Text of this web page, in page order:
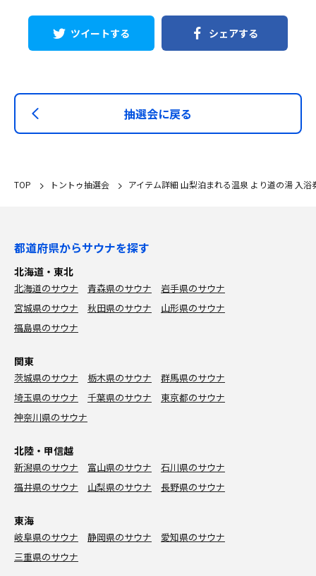
ツイートする シェアする
抽選会に戻る
TOP トントゥ抽選会 アイテム詳細 山梨泊まれる温泉 より道の湯 入浴
都道府県からサウナを探す
北海道・東北
北海道のサウナ 青森県のサウナ
岩手県のサウナ
宮城県のサウナ
秋田県のサウナ
山形県のサウナ
福島県のサウナ
関東
茨城県のサウナ 栃木県のサウナ
群馬県のサウナ
埼玉県のサウナ
千葉県のサウナ
東京都のサウナ
神奈川県のサウナ
北陸・甲信越
新潟県のサウナ 富山県のサウナ
石川県のサウナ
福井県のサウナ
山梨県のサウナ 長野県のサウナ
東海
岐阜県のサウナ 静岡県のサウナ
愛知県のサウナ
三重県のサウナ